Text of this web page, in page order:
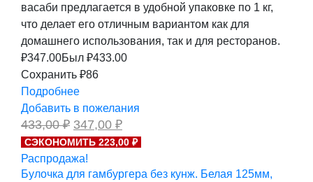
васаби предлагается в удобной упаковке по 1 кг,
что делает его отличным вариантом как для
домашнего использования, так и для ресторанов.
₽347.00Был ₽433.00
Сохранить ₽86
Подробнее
Добавить в пожелания
433,00₽ Первоначальная
цена
составляла
433,00 ₽.
347,00 ₽Текущая
цена:
347,00 ₽.
СЭКОНОМИТЬ 223,00 ₽
Распродажа!
Булочка для гамбургера без кунж. Белая 125мм,